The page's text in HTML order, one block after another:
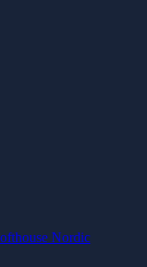
Nordic